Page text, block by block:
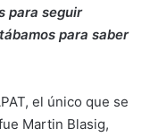
para seguir
para saber
el único que se
Martin Blasig,